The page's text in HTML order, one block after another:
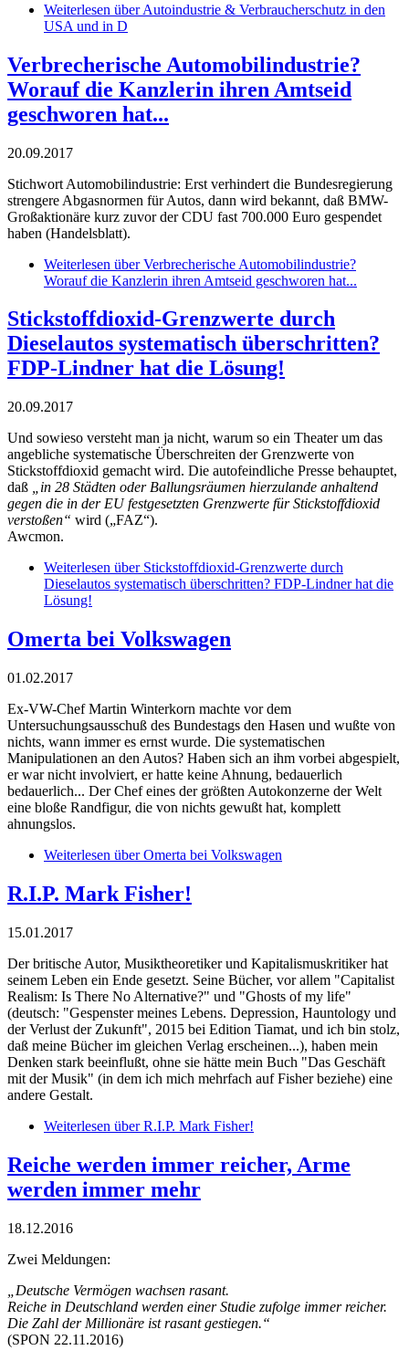
Weiterlesen über Autoindustrie & Verbraucherschutz in den
USA und in D
Verbrecherische Automobilindustrie?
Worauf die Kanzlerin ihren Amtseid
geschworen hat...
20.09.2017
Stichwort Automobilindustrie: Erst verhindert die Bundesregierung
strengere Abgasnormen für Autos, dann wird bekannt, daß BMW-
Großaktionäre kurz zuvor der CDU fast 700.000 Euro gespendet
haben (Handelsblatt).
Weiterlesen über Verbrecherische Automobilindustrie?
Worauf die Kanzlerin ihren Amtseid geschworen hat...
Stickstoffdioxid-Grenzwerte durch
Dieselautos systematisch überschritten?
FDP-Lindner hat die Lösung!
20.09.2017
Und sowieso versteht man ja nicht, warum so ein Theater um das
angebliche systematische Überschreiten der Grenzwerte von
Stickstoffdioxid gemacht wird. Die autofeindliche Presse behauptet,
daß
„in 28 Städten oder Ballungsräumen hierzulande anhaltend
gegen die in der EU festgesetzten Grenzwerte für Stickstoffdioxid
verstoßen“ wird („FAZ“).
Awcmon.
Weiterlesen über Stickstoffdioxid-Grenzwerte durch
Dieselautos systematisch überschritten? FDP-Lindner hat die
Lösung!
Omerta bei Volkswagen
01.02.2017
Ex-VW-Chef Martin Winterkorn machte vor dem
Untersuchungsausschuß des Bundestags den Hasen und wußte von
nichts, wann immer es ernst wurde. Die systematischen
Manipulationen an den Autos? Haben sich an ihm vorbei abgespielt,
er war nicht involviert, er hatte keine Ahnung, bedauerlich
bedauerlich... Der Chef eines der größten Autokonzerne der Welt
eine bloße Randfigur, die von nichts gewußt hat, komplett
ahnungslos.
Weiterlesen über Omerta bei Volkswagen
R.I.P. Mark Fisher!
15.01.2017
Der britische Autor, Musiktheoretiker und Kapitalismuskritiker hat
seinem Leben ein Ende gesetzt. Seine Bücher, vor allem "Capitalist
Realism: Is There No Alternative?" und "Ghosts of my life"
(deutsch: "Gespenster meines Lebens. Depression, Hauntology und
der Verlust der Zukunft", 2015 bei Edition Tiamat, und ich bin stolz,
daß meine Bücher im gleichen Verlag erscheinen...), haben mein
Denken stark beeinflußt, ohne sie hätte mein Buch "Das Geschäft
mit der Musik" (in dem ich mich mehrfach auf Fisher beziehe) eine
andere Gestalt.
Weiterlesen über R.I.P. Mark Fisher!
Reiche werden immer reicher, Arme
werden immer mehr
18.12.2016
Zwei Meldungen:
„Deutsche Vermögen wachsen rasant.
Reiche in Deutschland werden einer Studie zufolge immer reicher.
Die Zahl der Millionäre ist rasant gestiegen.“
(SPON 22.11.2016)